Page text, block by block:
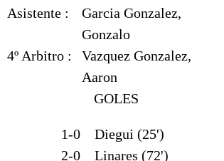
Asistente :
Garcia Gonzalez,
Gonzalo
4º Arbitro :
Vazquez Gonzalez,
Aaron
GOLES
1-0
Diegui (25')
2-0
Linares (72')